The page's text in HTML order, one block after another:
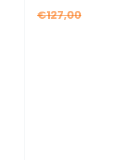
Normale
€127,00